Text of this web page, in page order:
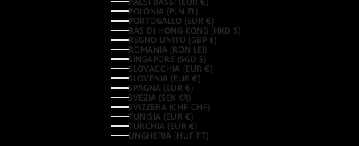
POLONIA (PLN ZŁ)
PORTOGALLO (EUR €)
RAS DI HONG KONG (HKD $)
REGNO UNITO (GBP £)
ROMANIA (RON LEI)
SINGAPORE (SGD $)
SLOVACCHIA (EUR €)
SLOVENIA (EUR €)
SPAGNA (EUR €)
SVEZIA (SEK KR)
SVIZZERA (CHF CHF)
TUNISIA (EUR €)
TURCHIA (EUR €)
UNGHERIA (HUF FT)